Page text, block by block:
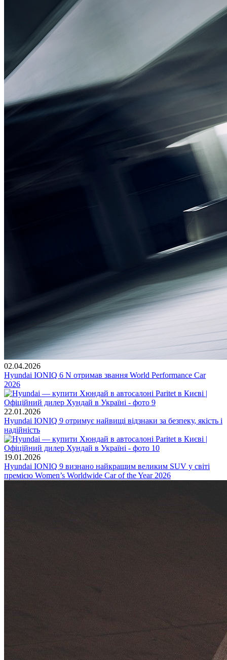
02.04.2026
Hyundai IONIQ 6 N отримав звання World Performance Car
2026
22.01.2026
Hyundai IONIQ 9 отримує найвищі відзнаки за безпеку, якість і
надійність
19.01.2026
Hyundai IONIQ 9 визнано найкращим великим SUV у світі
премією Women’s Worldwide Car of the Year 2026